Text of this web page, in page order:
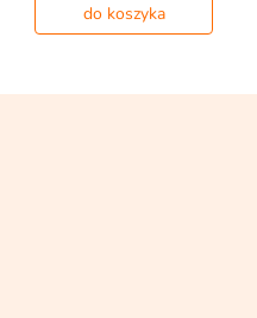
do koszyka